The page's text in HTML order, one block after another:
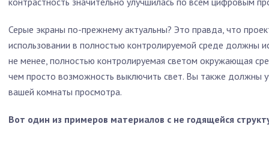
Серые экраны по-прежнему актуальны? Это правда, что
использовании в полностью контролируемой среде должны
не менее, полностью контролируемая светом окружающая
чем просто возможность выключить свет. Вы также должны
вашей комнаты просмотра.
Вот один из примеров материалов с не годящейся